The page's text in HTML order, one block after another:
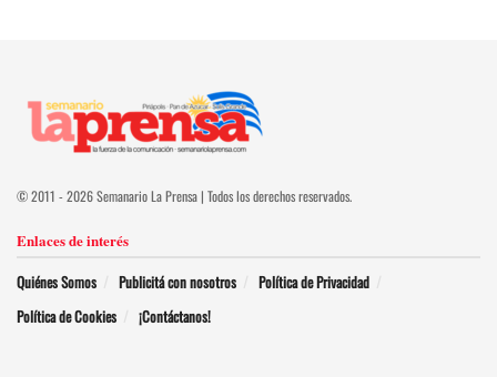
© 2011 - 2026 Semanario La Prensa | Todos los derechos reservados.
Enlaces de interés
Quiénes Somos Publicitá con nosotros
Política de Privacidad
Política de Cookies
¡Contáctanos!